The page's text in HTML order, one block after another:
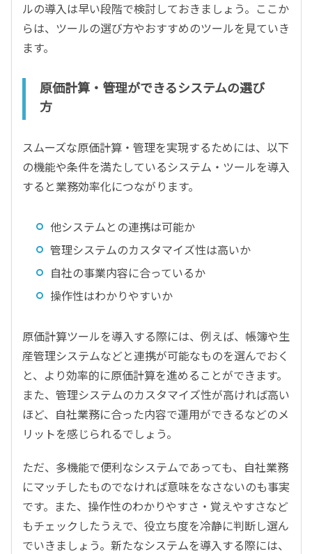
ルの導入は早い段階で検討しておきましょう。ここか
らは、ツールの選び方やおすすめのツールを見ていき
ます。
原価計算・管理ができるシステムの選び
方
スムーズな原価計算・管理を実現するためには、以下
の機能や条件を満たしているシステム・ツールを導入
すると業務効率化につながります。
他システムとの連携は可能か
管理システムのカスタマイズ性は高いか
自社の事業内容に合っているか
操作性はわかりやすいか
原価計算ツールを導入する際には、例えば、帳簿や生
産管理システムなどと連携が可能なものを選んでおく
と、より効率的に原価計算を進めることができます。
また、管理システムのカスタマイズ性が高ければ高い
ほど、自社業務に合った内容で運用ができるなどのメ
リットを感じられるでしょう。
ただ、多機能で便利なシステムであっても、自社業務
にマッチしたものでなければ意味をなさないのも事実
です。また、操作性のわかりやすさ・覚えやすさなど
もチェックしたうえで、役立ち度を冷静に判断し選ん
でいきましょう。新たなシステムを導入する際には、